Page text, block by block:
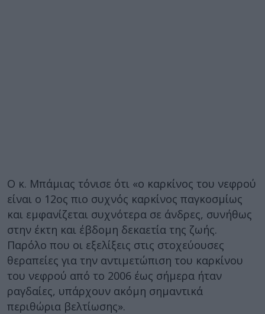
Ο κ. Μπάμιας τόνισε ότι «ο καρκίνος του νεφρού
είναι ο 12ος πιο συχνός καρκίνος παγκοσμίως
και εμφανίζεται συχνότερα σε άνδρες, συνήθως
στην έκτη και έβδομη δεκαετία της ζωής.
Παρόλο που οι εξελίξεις στις στοχεύουσες
θεραπείες για την αντιμετώπιση του καρκίνου
του νεφρού από το 2006 έως σήμερα ήταν
ραγδαίες, υπάρχουν ακόμη σημαντικά
περιθώρια βελτίωσης».